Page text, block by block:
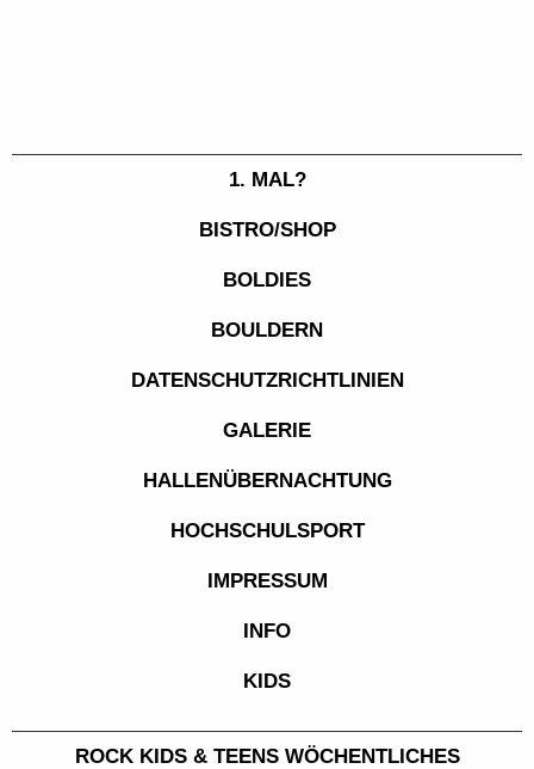
1. MAL?
BISTRO/SHOP
BOLDIES
BOULDERN
DATENSCHUTZRICHTLINIEN
GALERIE
HALLENÜBERNACHTUNG
HOCHSCHULSPORT
IMPRESSUM
INFO
KIDS
ROCK KIDS & TEENS WÖCHENTLICHES